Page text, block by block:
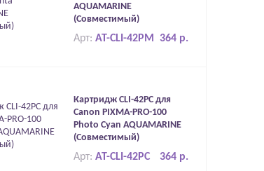
AQUAMARINE
(Совместимый)
364 р.
Арт: AT-CLI-42PM
Картридж CLI-42PC для
Canon PIXMA-PRO-100
Photo Cyan AQUAMARINE
(Совместимый)
364 р.
Арт: AT-CLI-42PC